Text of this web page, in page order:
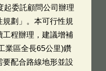
起委託顧問公司辦理
規劃」。本可行性規
工程辦理，建議增補
業區全長65公里)鑽
配合路線地形並設